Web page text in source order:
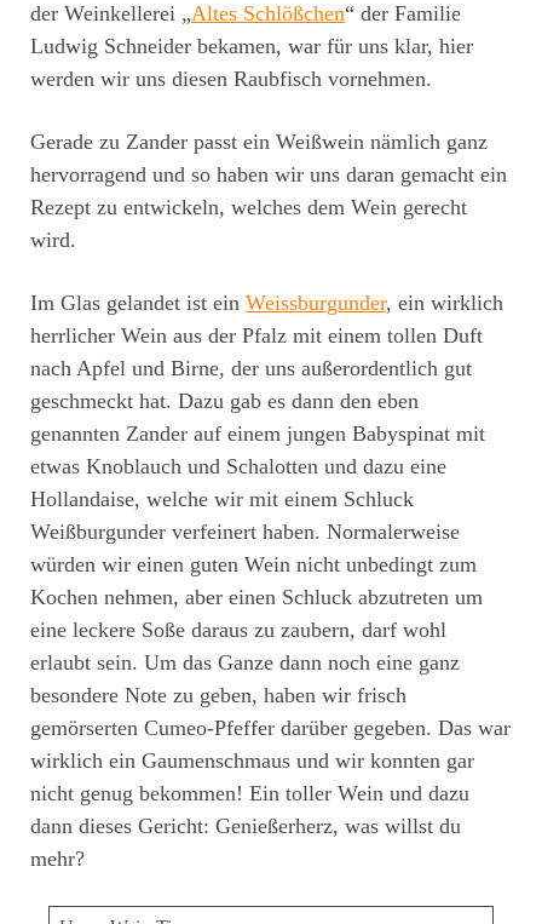
der Weinkellerei „Altes Schlößchen“ der Familie
Ludwig Schneider bekamen, war für uns klar, hier
werden wir uns diesen Raubfisch vornehmen.
Gerade zu Zander passt ein Weißwein nämlich ganz
hervorragend und so haben wir uns daran gemacht ein
Rezept zu entwickeln, welches dem Wein gerecht
wird.
Im Glas gelandet ist ein Weissburgunder, ein wirklich
herrlicher Wein aus der Pfalz mit einem tollen Duft
nach Apfel und Birne, der uns außerordentlich gut
geschmeckt hat. Dazu gab es dann den eben
genannten Zander auf einem jungen Babyspinat mit
etwas Knoblauch und Schalotten und dazu eine
Hollandaise, welche wir mit einem Schluck
Weißburgunder verfeinert haben. Normalerweise
würden wir einen guten Wein nicht unbedingt zum
Kochen nehmen, aber einen Schluck abzutreten um
eine leckere Soße daraus zu zaubern, darf wohl
erlaubt sein. Um das Ganze dann noch eine ganz
besondere Note zu geben, haben wir frisch
gemörserten Cumeo-Pfeffer darüber gegeben. Das war
wirklich ein Gaumenschmaus und wir konnten gar
nicht genug bekommen! Ein toller Wein und dazu
dann dieses Gericht: Genießerherz, was willst du
mehr?